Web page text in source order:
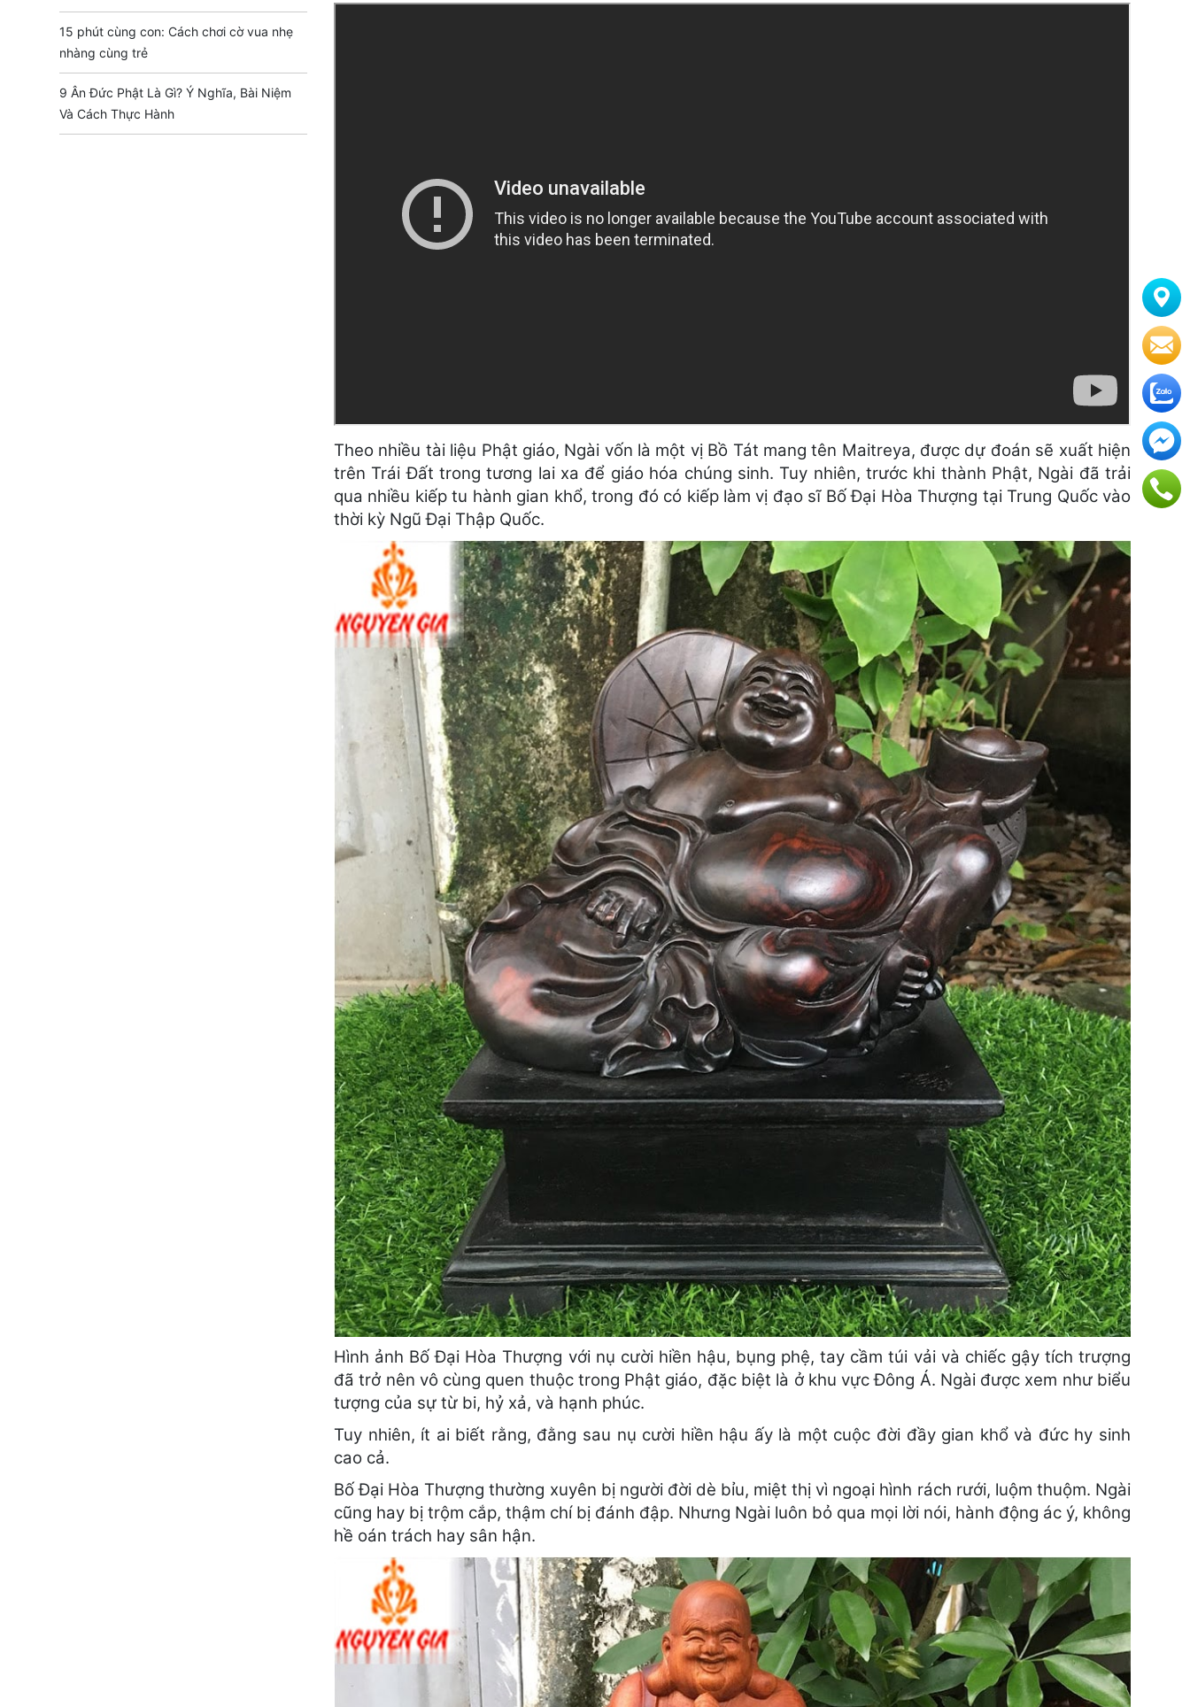
15 phút cùng con: Cách chơi cờ vua nhẹ
nhàng cùng trẻ
9 Ân Đức Phật Là Gì? Ý Nghĩa, Bài Niệm
Và Cách Thực Hành
Theo nhiều tài liệu Phật giáo, Ngài vốn là một vị Bồ Tát mang tên Maitreya, được dự đoán sẽ xuất hiện
trên Trái Đất trong tương lai xa để giáo hóa chúng sinh. Tuy nhiên, trước khi thành Phật, Ngài đã trải
qua nhiều kiếp tu hành gian khổ, trong đó có kiếp làm vị đạo sĩ Bố Đại Hòa Thượng tại Trung Quốc vào
thời kỳ Ngũ Đại Thập Quốc.
Hình ảnh Bố Đại Hòa Thượng với nụ cười hiền hậu, bụng phệ, tay cầm túi vải và chiếc gậy tích trượng
đã trở nên vô cùng quen thuộc trong Phật giáo, đặc biệt là ở khu vực Đông Á. Ngài được xem như biểu
tượng của sự từ bi, hỷ xả, và hạnh phúc.
Tuy nhiên, ít ai biết rằng, đằng sau nụ cười hiền hậu ấy là một cuộc đời đầy gian khổ và đức hy sinh
cao cả.
Bố Đại Hòa Thượng thường xuyên bị người đời dè bỉu, miệt thị vì ngoại hình rách rưới, luộm thuộm. Ngài
cũng hay bị trộm cắp, thậm chí bị đánh đập. Nhưng Ngài luôn bỏ qua mọi lời nói, hành động ác ý, không
hề oán trách hay sân hận.